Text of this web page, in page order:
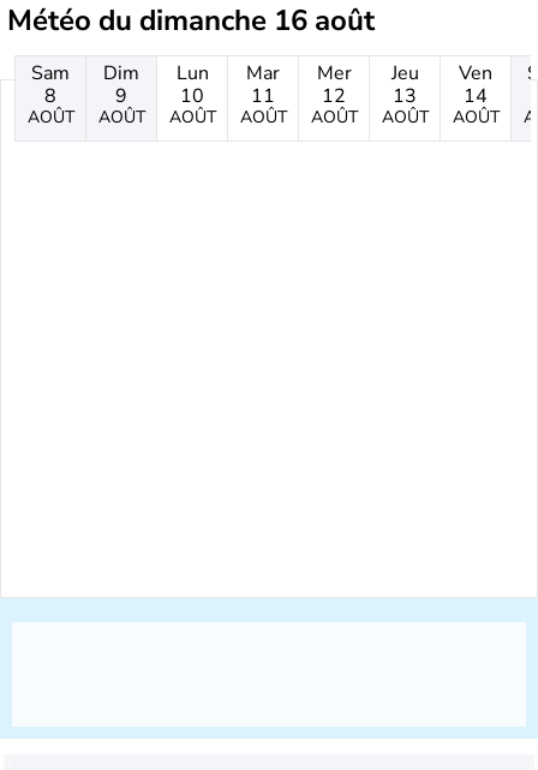
Météo du dimanche 16 août
Sam
8
AOÛT
Dim
9
AOÛT
Lun
10
AOÛT
Mar
11
AOÛT
Mer
12
AOÛT
Jeu
13
AOÛT
Ven
14
AOÛT